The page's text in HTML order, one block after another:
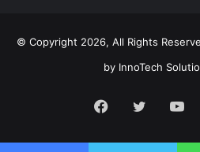
© Copyright 2026, All Rights
by InnoTech
Facebook
Twitter